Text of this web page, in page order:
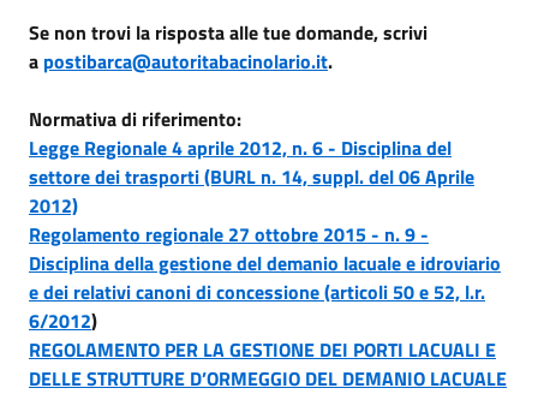
Se non trovi la risposta alle tue domande, scrivi
a postibarca@autoritabacinolario.it.
Normativa di riferimento:
Legge Regionale 4 aprile 2012, n. 6 - Disciplina del
settore dei trasporti (BURL n. 14, suppl. del 06 Aprile
2012)
Regolamento regionale 27 ottobre 2015 - n. 9 -
Disciplina della gestione del demanio lacuale e idroviario
e dei relativi canoni di concessione (articoli 50 e 52, l.r.
6/2012)
REGOLAMENTO PER LA GESTIONE DEI PORTI LACUALI E
DELLE STRUTTURE D’ORMEGGIO DEL DEMANIO LACUALE